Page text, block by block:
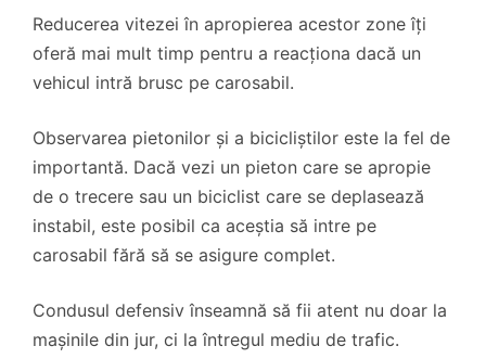
Reducerea vitezei în apropierea acestor zone îți
oferă mai mult timp pentru a reacționa dacă un
vehicul intră brusc pe carosabil.
Observarea pietonilor și a bicicliștilor este la fel de
importantă. Dacă vezi un pieton care se apropie
de o trecere sau un biciclist care se deplasează
instabil, este posibil ca aceștia să intre pe
carosabil fără să se asigure complet.
Condusul defensiv înseamnă să fii atent nu doar la
mașinile din jur, ci la întregul mediu de trafic.